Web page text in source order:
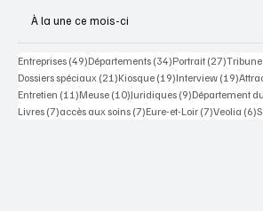
À la une ce mois-ci
Entreprises (49)49 posts
Départements (34)34 posts
Portrait (27)27 posts
Tribune
Dossiers spéciaux (21)21 posts
Kiosque (19)19 posts
Interview (19)19
Entretien (11)11 posts
Meuse (10)10 posts
Juridiques (9)9 posts
Département
Livres (7)7 posts
accès aux soins (7)7 posts
Eure-et-Loir (7)7 posts
Veolia (6)